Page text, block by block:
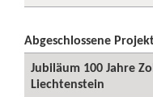
Abgeschlossene
Jubiläum 100 Jahre
Liechtenstein